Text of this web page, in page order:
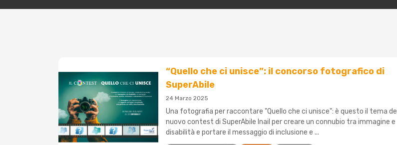
“Quello che ci unisce”: il concorso fotografico di
SuperAbile
24 Marzo 2025
Una fotografia per raccontare "Quello che ci unisce": è questo il tema del
nuovo contest di SuperAbile Inail per creare un connubio tra immagine e
disabilità e portare il messaggio di inclusione e ...